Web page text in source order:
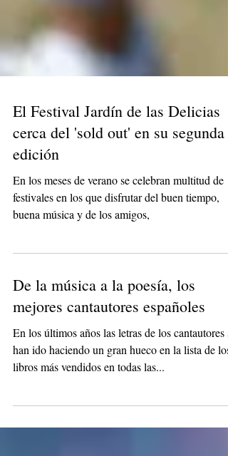
El Festival Jardín de las Delicias
edición
En los meses de verano se celebran multitud de
buena música y de los amigos,
De la música a la poesía, los
mejores cantautores españoles
En los últimos años las letras de los cantautores
libros más vendidos en todas las...